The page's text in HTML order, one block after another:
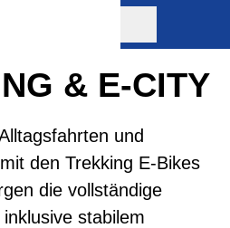
& E-CITY
und
den Trekking E-Bikes
die vollständige
stabilem